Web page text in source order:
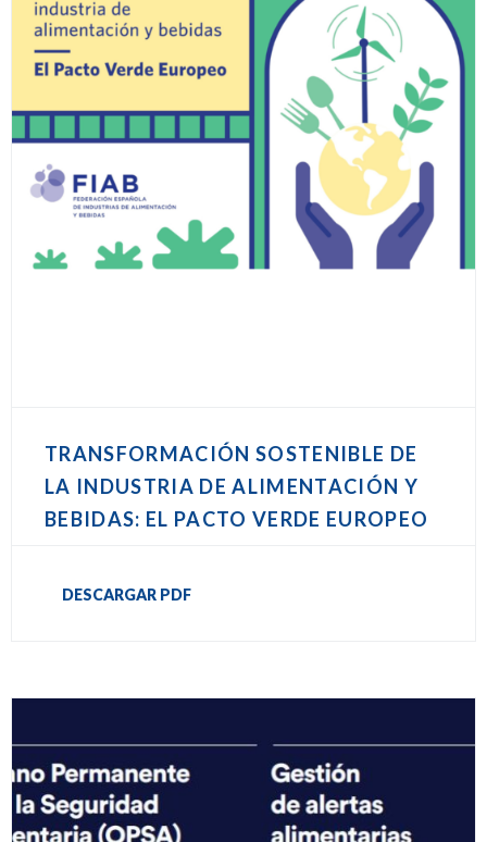
TRANSFORMACIÓN SOSTENIBLE DE
LA INDUSTRIA DE ALIMENTACIÓN Y
BEBIDAS: EL PACTO VERDE EUROPEO
DESCARGAR PDF